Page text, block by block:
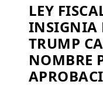
LEY
INSIGNIA
TRUMP
NOMBRE